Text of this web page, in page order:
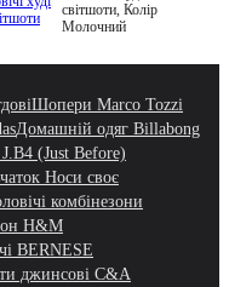
світшоти, Колір
Молочний
Шопери Marco Tozzi
Домашній одяг Billabong
(Just Before)
Носи своє
комбінезони
H&M
BERNESE
джинсові C&A